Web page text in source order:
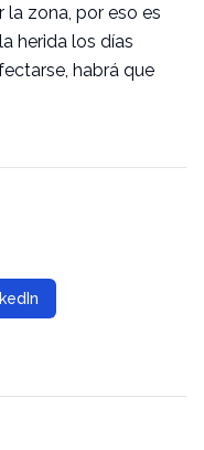
zona, por eso es
herida los días
habrá que